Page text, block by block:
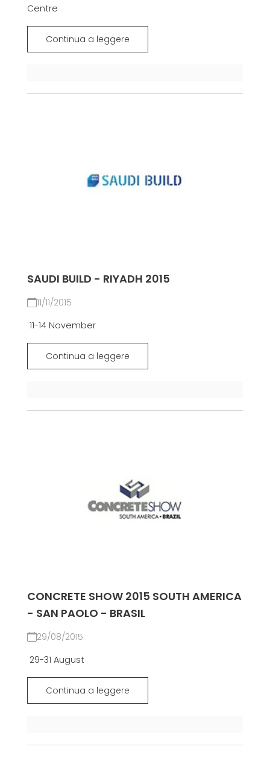
Centre
Continua a leggere
SAUDI BUILD - RIYADH 2015
11/11/2015
11-14 November
Continua a leggere
CONCRETE SHOW 2015 SOUTH AMERICA
- SAN PAOLO - BRASIL
29/08/2015
29-31 August
Continua a leggere